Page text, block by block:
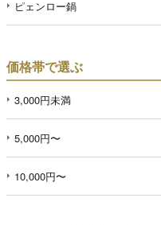
ピェンロー鍋
価格帯で選ぶ
3,000円未満
5,000円〜
10,000円〜